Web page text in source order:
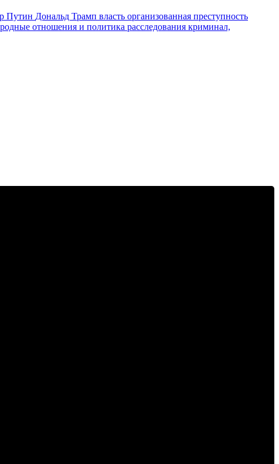
Путин Дональд Трамп власть организованная преступность
отношения и политика расследования криминал,